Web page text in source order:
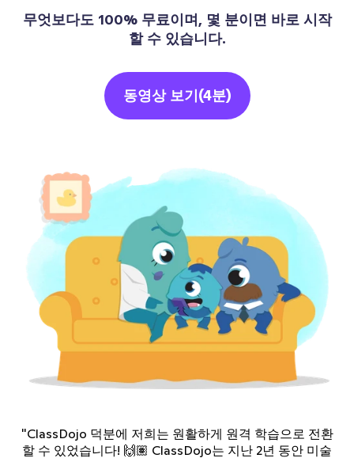
무엇보다도 100% 무료이며, 몇 분이면 바로 시작
할 수 있습니다.
동영상 보기(4분)
"ClassDojo 덕분에 저희는 원활하게 원격 학습으로 전환
할 수 있었습니다! 🙌🏽 ClassDojo는 지난 2년 동안 미술